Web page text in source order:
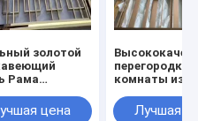
золотой
Рама
цена
перегородка
комнаты из
стали 304
Лучшая